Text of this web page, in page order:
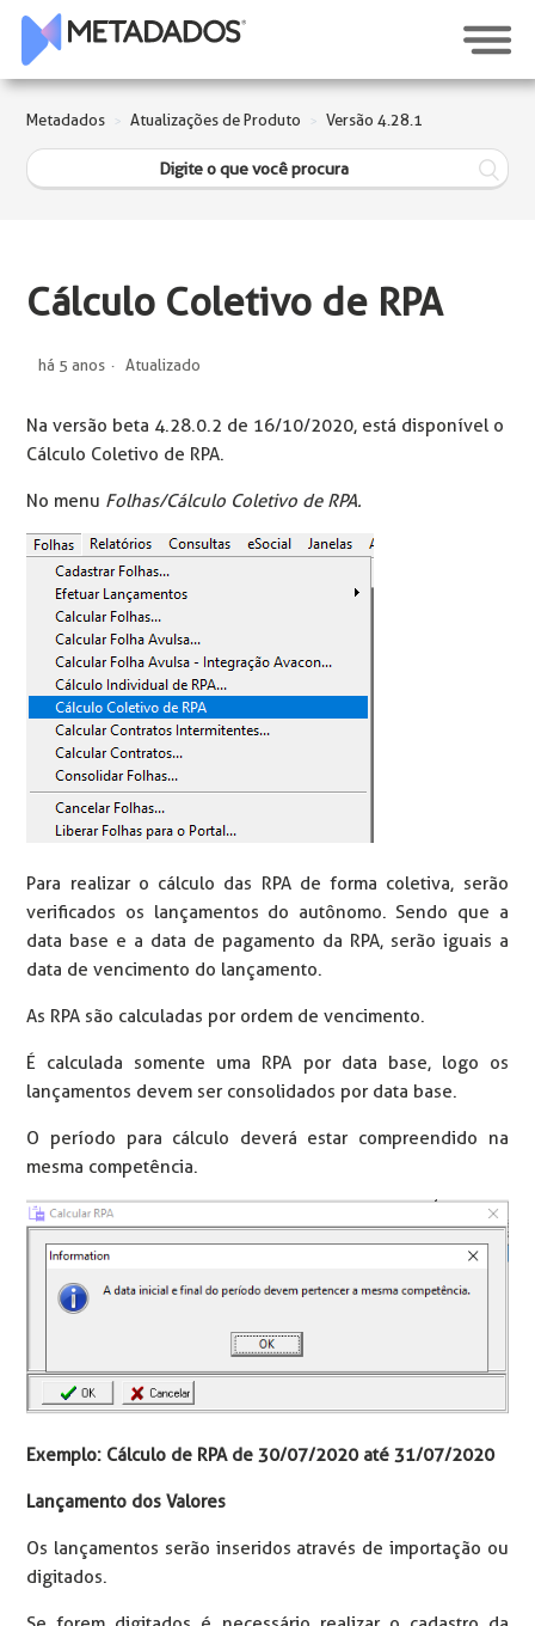
Metadados Atualizações de Produto Versão 4.28.1
Cálculo Coletivo de RPA
há 5 anos Atualizado
Na versão beta 4.28.0.2 de 16/10/2020, está disponível o
Cálculo Coletivo de RPA.
No menu Folhas/Cálculo Coletivo de RPA.
Para realizar o cálculo das RPA de forma coletiva, serão
verificados os lançamentos do autônomo. Sendo que a
data base e a data de pagamento da RPA, serão iguais a
data de vencimento do lançamento.
As RPA são calculadas por ordem de vencimento.
É calculada somente uma RPA por data base, logo os
lançamentos devem ser consolidados por data base.
O período para cálculo deverá estar compreendido na
mesma competência.
Exemplo: Cálculo de RPA de 30/07/2020 até 31/07/2020
Lançamento dos Valores
Os lançamentos serão inseridos através de importação ou
digitados.